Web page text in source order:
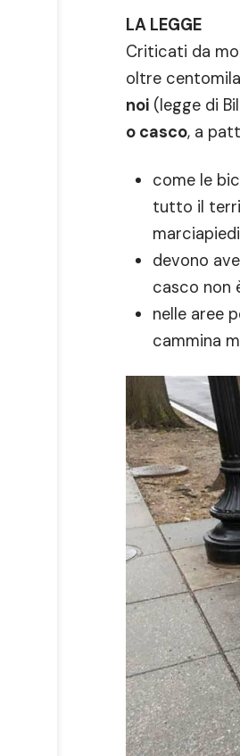
LA LEGGE
Criticati da
oltre
noi(legge di
o casco, a
come le
tutto il
marciapiedi
devono
casco non
nelle aree
cammina